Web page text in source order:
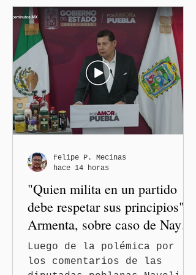
"Quien milita en un partido
debe respetar sus principios":
Armenta, sobre caso de Nayeli
Salvatori y Graciela Palomares
Luego de la polémica por
los comentarios de las
Felipe P. Mecinas
hace 14 horas